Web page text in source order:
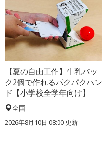
【夏の自由工作】牛乳パッ
ク2個で作れるパクパクハン
ド【小学校全学年向け】
全国
2026年8月10日 08:00更新